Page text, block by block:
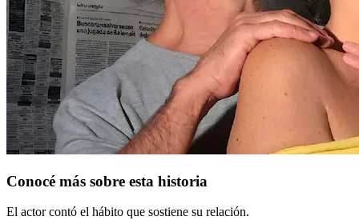
Conocé más sobre esta historia
El actor contó el hábito que sostiene su relación.